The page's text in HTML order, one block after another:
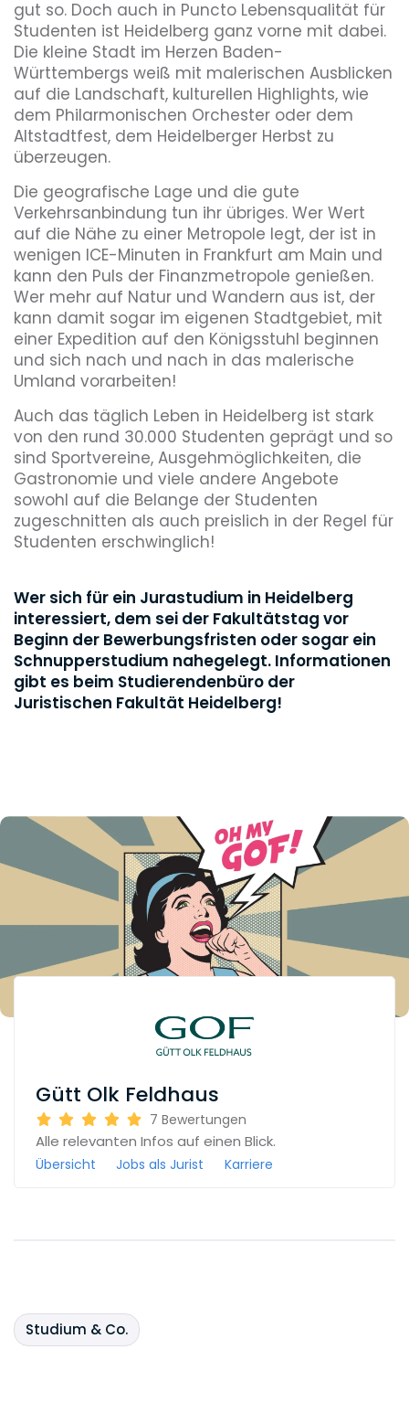
gut so. Doch auch in Puncto Lebensqualität für
Studenten ist Heidelberg ganz vorne mit dabei.
Die kleine Stadt im Herzen Baden-
Württembergs weiß mit malerischen Ausblicken
auf die Landschaft, kulturellen Highlights, wie
dem Philarmonischen Orchester oder dem
Altstadtfest, dem Heidelberger Herbst zu
überzeugen.
Die geografische Lage und die gute
Verkehrsanbindung tun ihr übriges. Wer Wert
auf die Nähe zu einer Metropole legt, der ist in
wenigen ICE-Minuten in Frankfurt am Main und
kann den Puls der Finanzmetropole genießen.
Wer mehr auf Natur und Wandern aus ist, der
kann damit sogar im eigenen Stadtgebiet, mit
einer Expedition auf den Königsstuhl beginnen
und sich nach und nach in das malerische
Umland vorarbeiten!
Auch das täglich Leben in Heidelberg ist stark
von den rund 30.000 Studenten geprägt und so
sind Sportvereine, Ausgehmöglichkeiten, die
Gastronomie und viele andere Angebote
sowohl auf die Belange der Studenten
zugeschnitten als auch preislich in der Regel für
Studenten erschwinglich!
Wer sich für ein Jurastudium in Heidelberg
interessiert, dem sei der Fakultätstag vor
Beginn der Bewerbungsfristen oder sogar ein
Schnupperstudium nahegelegt. Informationen
gibt es beim Studierendenbüro der
Juristischen Fakultät Heidelberg!
Gütt Olk Feldhaus
7 Bewertungen
Alle relevanten Infos auf einen Blick.
Übersicht Jobs als Jurist Karriere
Studium & Co.